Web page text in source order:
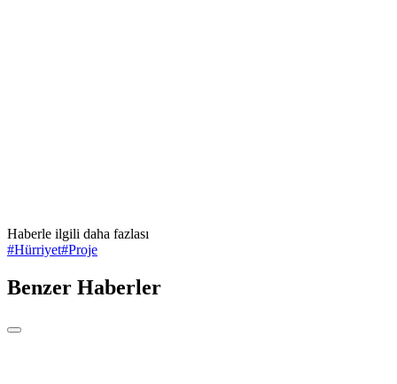
Haberle ilgili daha fazlası
#Hürriyet#Proje
Benzer Haberler